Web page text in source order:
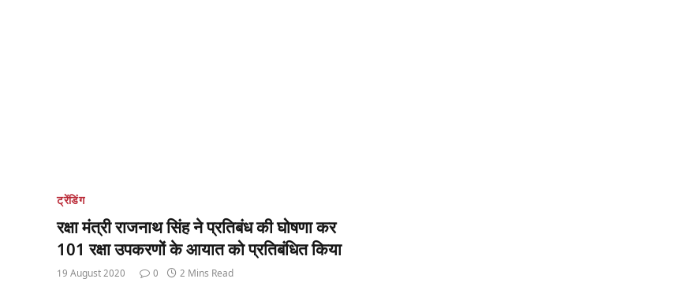
ट्रेंडिंग
रक्षा मंत्री राजनाथ सिंह ने प्रतिबंध की घोषणा कर
101 रक्षा उपकरणों के आयात को प्रतिबंधित किया
19 August 2020 0 2 Mins Read